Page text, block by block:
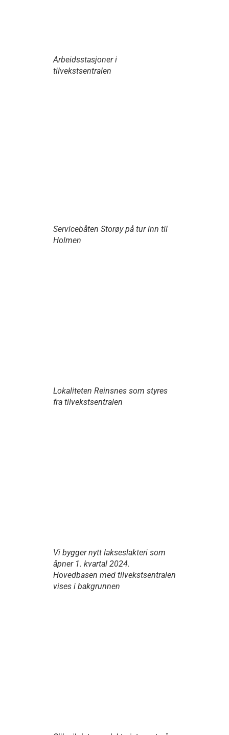
Arbeidsstasjoner i
tilvekstsentralen
Servicebåten Storøy på tur inn til
Holmen
Lokaliteten Reinsnes som styres
fra tilvekstsentralen
Vi bygger nytt lakseslakteri som
åpner 1. kvartal 2024.
Hovedbasen med tilvekstsentralen
vises i bakgrunnen